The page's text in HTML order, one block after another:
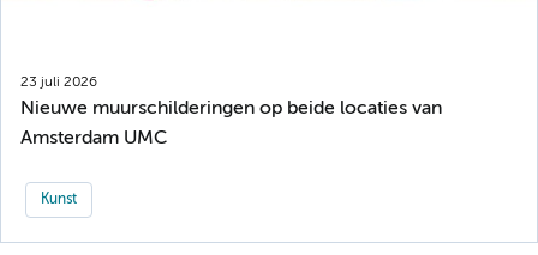
23 juli 2026
Nieuwe muurschilderingen op beide locaties van
Amsterdam UMC
Kunst